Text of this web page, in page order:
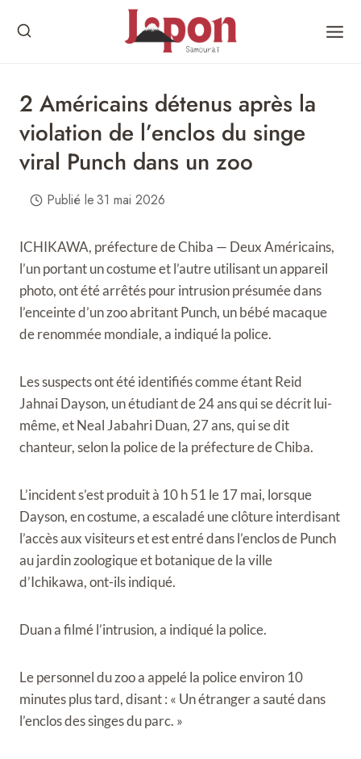
2 Américains détenus après la
violation de l’enclos du singe
viral Punch dans un zoo
Publié le31 mai 2026
ICHIKAWA, préfecture de Chiba — Deux Américains,
l’un portant un costume et l’autre utilisant un appareil
photo, ont été arrêtés pour intrusion présumée dans
l’enceinte d’un zoo abritant Punch, un bébé macaque
de renommée mondiale, a indiqué la police.
Les suspects ont été identifiés comme étant Reid
Jahnai Dayson, un étudiant de 24 ans qui se décrit lui-
même, et Neal Jabahri Duan, 27 ans, qui se dit
chanteur, selon la police de la préfecture de Chiba.
L’incident s’est produit à 10 h 51 le 17 mai, lorsque
Dayson, en costume, a escaladé une clôture interdisant
l’accès aux visiteurs et est entré dans l’enclos de Punch
au jardin zoologique et botanique de la ville
d’Ichikawa, ont-ils indiqué.
Duan a filmé l’intrusion, a indiqué la police.
Le personnel du zoo a appelé la police environ 10
minutes plus tard, disant : « Un étranger a sauté dans
l’enclos des singes du parc. »